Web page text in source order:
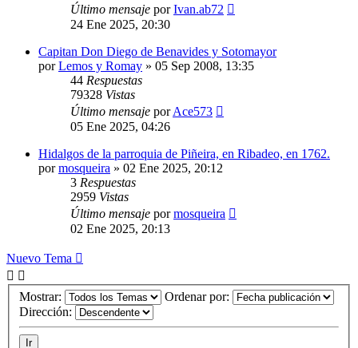
Último mensaje porIvan.ab72
24 Ene 2025, 20:30
Capitan Don Diego de Benavides y Sotomayor
porLemos y Romay » 05 Sep 2008, 13:35
44 Respuestas
79328 Vistas
Último mensaje porAce573
05 Ene 2025, 04:26
Hidalgos de la parroquia de Piñeira, en Ribadeo, en 1762.
pormosqueira » 02 Ene 2025, 20:12
3 Respuestas
2959 Vistas
Último mensaje pormosqueira
02 Ene 2025, 20:13
Nuevo Tema
Mostrar:
Ordenar por:
Dirección: